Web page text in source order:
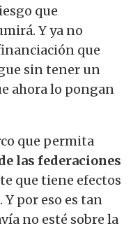
que
Y ya no
que
sin tener un
ahora lo pongan
que permita
las federaciones
que tiene efectos
por eso es tan
no esté sobre la